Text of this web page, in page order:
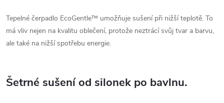
Tepelné čerpadlo EcoGentle™ umožňuje sušení při nižší teplotě. To
má vliv nejen na kvalitu oblečení, protože neztrácí svůj tvar a barvu,
ale také na nižší spotřebu energie.
Šetrné sušení od silonek po bavlnu.